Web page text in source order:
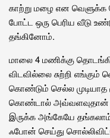
காற்று மழை என
போட்ட ஒரு பெரிய வீடு
தங்கினோம்.
மாலை 4 மணிக்கு
விடவில்லை சுற்றி எங்கும்
கொண்டும் செல்ல முடியாத
கொண்டால் அவ்வளவுதான்
இருக்க அங்கேயே தங்கலாம்
ஃபோன் செய்து